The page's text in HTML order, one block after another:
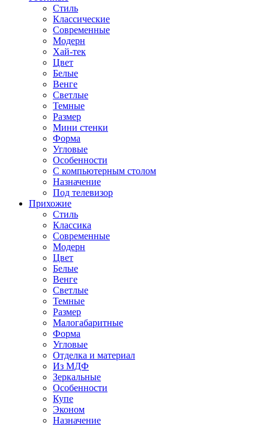
Стиль
Классические
Современные
Модерн
Хай-тек
Цвет
Белые
Венге
Светлые
Темные
Размер
Мини стенки
Форма
Угловые
Особенности
С компьютерным столом
Назначение
Под телевизор
Прихожие
Стиль
Классика
Современные
Модерн
Цвет
Белые
Венге
Светлые
Темные
Размер
Малогабаритные
Форма
Угловые
Отделка и материал
Из МДФ
Зеркальные
Особенности
Купе
Эконом
Назначение